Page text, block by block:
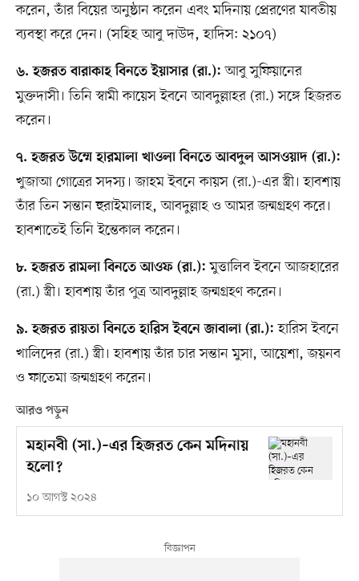
করেন, তাঁর বিয়ের অনুষ্ঠান করেন এবং মদিনায় প্রেরণের যাবতীয়
ব্যবস্থা করে দেন। (সহিহ আবু দাউদ, হাদিস: ২১০৭)
৬. হজরত বারাকাহ বিনতে ইয়াসার (রা.): আবু সুফিয়ানের
মুক্তদাসী। তিনি স্বামী কায়েস ইবনে আবদুল্লাহর (রা.) সঙ্গে হিজরত
করেন।
৭. হজরত উম্মে হারমালা খাওলা বিনতে আবদুল আসওয়াদ (রা.):
খুজাআ গোত্রের সদস্য। জাহম ইবনে কায়স (রা.)-এর স্ত্রী। হাবশায়
তাঁর তিন সন্তান হুরাইমালাহ, আবদুল্লাহ ও আমর জন্মগ্রহণ করে।
হাবশাতেই তিনি ইন্তেকাল করেন।
৮. হজরত রামলা বিনতে আওফ (রা.): মুত্তালিব ইবনে আজহারের
(রা.) স্ত্রী। হাবশায় তাঁর পুত্র আবদুল্লাহ জন্মগ্রহণ করেন।
৯. হজরত রায়তা বিনতে হারিস ইবনে জাবালা (রা.): হারিস ইবনে
খালিদের (রা.) স্ত্রী। হাবশায় তাঁর চার সন্তান মুসা, আয়েশা, জয়নব
ও ফাতেমা জন্মগ্রহণ করেন।
আরও পড়ুন
মহানবী (সা.)–এর হিজরত কেন মদিনায়
হলো?
১০ আগস্ট ২০২৪